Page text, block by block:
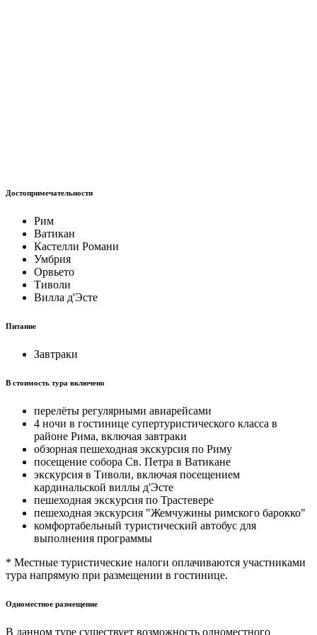
Достопри­ме­ча­тель­ности
Рим
Ватикан
Кастелли Романи
Умбрия
Орвьето
Тиволи
Вилла д'Эсте
Питание
Завтраки
В стоимость тура включено
перелёты регулярными авиарейсами
4 ночи в гостинице супертуристического класса в
районе Рима, включая завтраки
обзорная пешеходная экскурсия по Риму
посещение собора Св. Петра в Ватикане
экскурсия в Тиволи, включая посещением
кардинальской виллы д'Эсте
пешеходная экскурсия по Трастевере
пешеходная экскурсия "Жемчужины римского барокко"
комфортабельный туристический автобус для
выполнения программы
* Местные туристические налоги оплачиваются участниками
тура напрямую при размещении в гостинице.
Одноместное размещение
В данном туре существует возможность одноместного